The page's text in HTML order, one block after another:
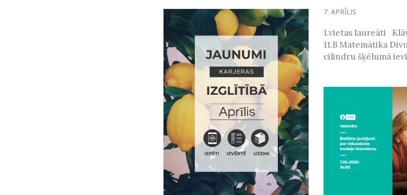
7. APRĪLIS
1.vietas laureāti
11.B Matemātika
cilindru šķēlumā